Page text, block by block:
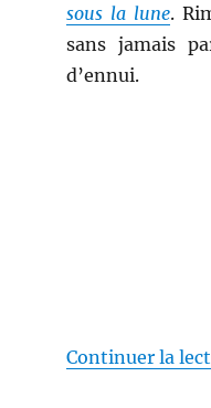
sous la lune.
sans jamais
d’ennui.
Continuer la